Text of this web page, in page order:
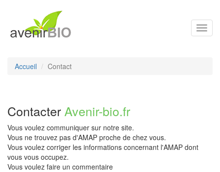
Accueil Contact
Contacter Avenir-bio.fr
Vous voulez communiquer sur notre site.
Vous ne trouvez pas d'AMAP proche de chez vous.
Vous voulez corriger les informations concernant l'AMAP dont
vous vous occupez.
Vous voulez faire un commentaire